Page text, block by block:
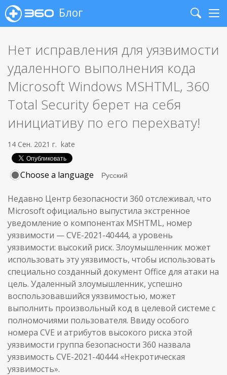
Блог
Search
Нет исправления для уязвимости
удаленного выполнения кода
Microsoft Windows MSHTML, 360
Total Security берет на себя
инициативу по его перехвату!
14 Сен. 2021 г. kate
Choose a language
Недавно Центр безопасности 360 отслеживал, что
Microsoft официально выпустила экстренное
уведомление о компонентах MSHTML, номер
уязвимости — CVE-2021-40444, а уровень
уязвимости: высокий риск. Злоумышленник может
использовать эту уязвимость, чтобы использовать
специально созданный документ Office для атаки на
цель. Удаленный злоумышленник, успешно
воспользовавшийся уязвимостью, может
выполнить произвольный код в целевой системе с
полномочиями пользователя. Ввиду особого
номера CVE и атрибутов высокого риска этой
уязвимости группа безопасности 360 назвала
уязвимость CVE-2021-40444 «Некротическая
уязвимость».